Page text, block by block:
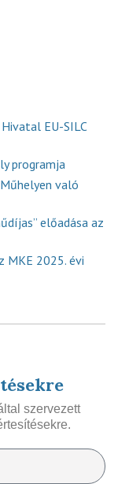
EU-SILC
programja
való
előadása az
MKE 2025. évi
szervezett